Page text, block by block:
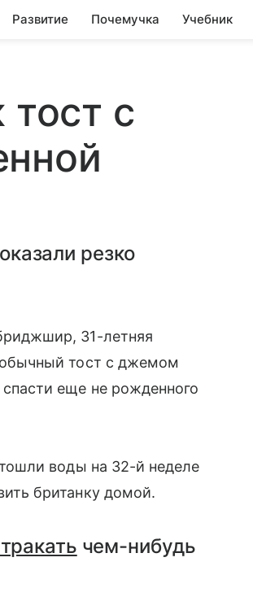
Развитие Почемучка Учебник
с
резко
31-летняя
обычный тост с джемом
еще не рожденного
воды на 32-й неделе
британку домой.
чем-нибудь